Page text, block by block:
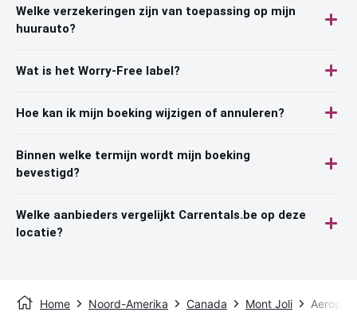
Welke verzekeringen zijn van toepassing op mijn
huurauto?
Wat is het Worry-Free label?
Hoe kan ik mijn boeking wijzigen of annuleren?
Binnen welke termijn wordt mijn boeking
bevestigd?
Welke aanbieders vergelijkt Carrentals.be op deze
locatie?
Home Noord-Amerika Canada Mont Joli